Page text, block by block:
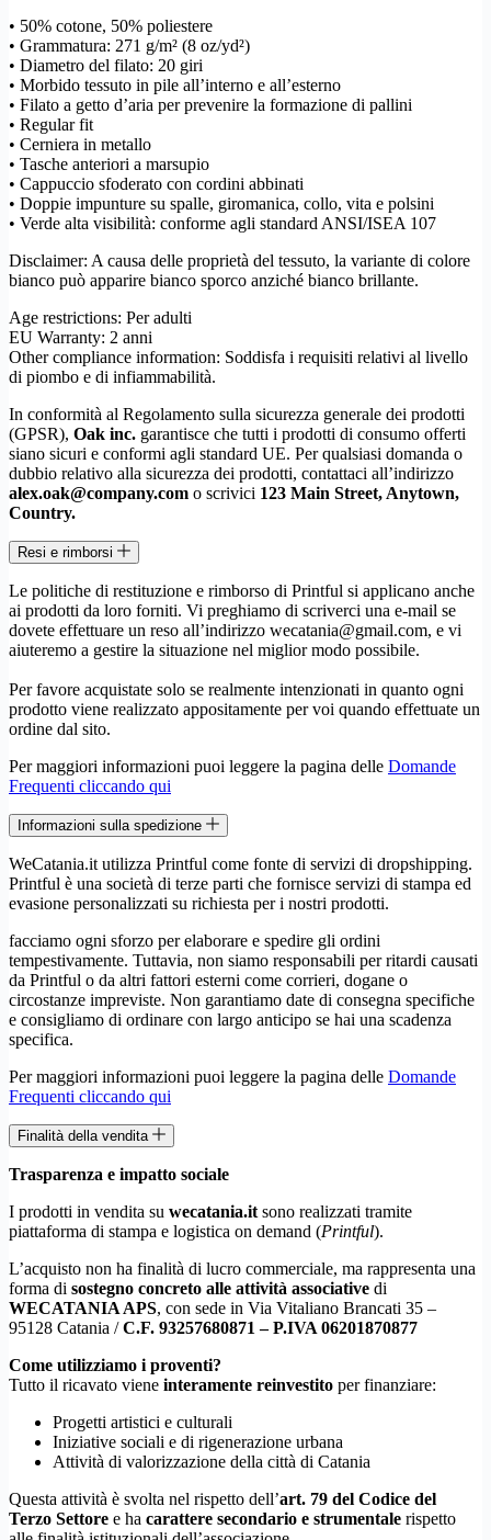
• 50% cotone, 50% poliestere
• Grammatura: 271 g/m² (8 oz/yd²)
• Diametro del filato: 20 giri
• Morbido tessuto in pile all’interno e all’esterno
• Filato a getto d’aria per prevenire la formazione di pallini
• Regular fit
• Cerniera in metallo
• Tasche anteriori a marsupio
• Cappuccio sfoderato con cordini abbinati
• Doppie impunture su spalle, giromanica, collo, vita e polsini
• Verde alta visibilità: conforme agli standard ANSI/ISEA 107
Disclaimer: A causa delle proprietà del tessuto, la variante di colore
bianco può apparire bianco sporco anziché bianco brillante.
Age restrictions: Per adulti
EU Warranty: 2 anni
Other compliance information: Soddisfa i requisiti relativi al livello
di piombo e di infiammabilità.
In conformità al Regolamento sulla sicurezza generale dei prodotti
(GPSR), Oak inc. garantisce che tutti i prodotti di consumo offerti
siano sicuri e conformi agli standard UE. Per qualsiasi domanda o
dubbio relativo alla sicurezza dei prodotti, contattaci all’indirizzo
alex.oak@company.com o scrivici 123 Main Street, Anytown,
Country.
Resi e rimborsi
Le politiche di restituzione e rimborso di Printful si applicano anche
ai prodotti da loro forniti. Vi preghiamo di scriverci una e-mail se
dovete effettuare un reso all’indirizzo wecatania@gmail.com, e vi
aiuteremo a gestire la situazione nel miglior modo possibile.
Per favore acquistate solo se realmente intenzionati in quanto ogni
prodotto viene realizzato appositamente per voi quando effettuate un
ordine dal sito.
Per maggiori informazioni puoi leggere la pagina delle Domande
Frequenti cliccando qui
Informazioni sulla spedizione
WeCatania.it utilizza Printful come fonte di servizi di dropshipping.
Printful è una società di terze parti che fornisce servizi di stampa ed
evasione personalizzati su richiesta per i nostri prodotti.
facciamo ogni sforzo per elaborare e spedire gli ordini
tempestivamente. Tuttavia, non siamo responsabili per ritardi causati
da Printful o da altri fattori esterni come corrieri, dogane o
circostanze impreviste. Non garantiamo date di consegna specifiche
e consigliamo di ordinare con largo anticipo se hai una scadenza
specifica.
Per maggiori informazioni puoi leggere la pagina delle Domande
Frequenti cliccando qui
Finalità della vendita
Trasparenza e impatto sociale
I prodotti in vendita su wecatania.itsono realizzati tramite
piattaforma di stampa e logistica on demand (Printful).
L’acquisto non ha finalità di lucro commerciale, ma rappresenta una
forma di sostegno concreto alle attività associative di
WECATANIA APS, con sede in Via Vitaliano Brancati 35 –
95128 Catania /C.F. 93257680871 – P.IVA 06201870877
Come utilizziamo i proventi?
Tutto il ricavato viene interamente reinvestito per finanziare:
Progetti artistici e culturali
Iniziative sociali e di rigenerazione urbana
Attività di valorizzazione della città di Catania
Questa attività è svolta nel rispetto dell’art. 79 del Codice del
Terzo Settore e ha carattere secondario e strumentale rispetto